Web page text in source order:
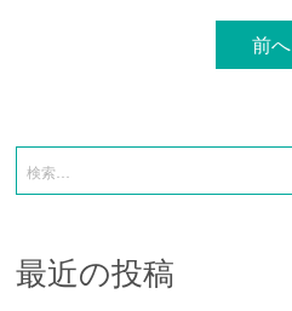
前へ
最近の投稿